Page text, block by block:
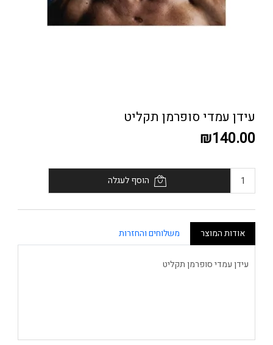
עידן עמדי סופרמן תקליט
₪140.00
הוסף לעגלה
אודות המוצר משלוחים והחזרות
עידן עמדי סופרמן תקליט